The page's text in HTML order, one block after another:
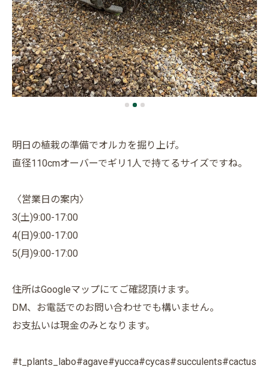
明日の植栽の準備でオルカを掘り上げ。
直径110cmオーバーでギリ1人で持てるサイズですね。
〈営業日の案内〉
3(土)9:00-17:00
4(日)9:00-17:00
5(月)9:00-17:00
住所はGoogleマップにてご確認頂けます。
DM、お電話でのお問い合わせでも構いません。
お支払いは現金のみとなります。
#t_plants_labo#agave#yucca#cycas#succulents#cactus